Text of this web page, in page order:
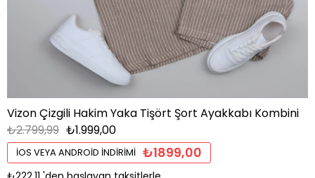
Vizon Çizgili Hakim Yaka Tişört Şort Ayakkabı Kombini
₺2.799,99 ₺1.999,00
İOS VEYA ANDROID İNDIRIMI ₺1899,00